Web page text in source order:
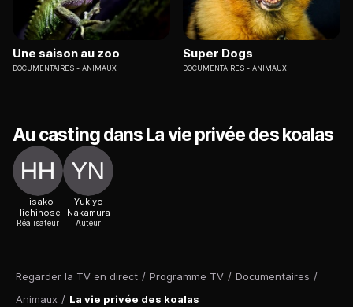
Regarder la TV en direct / Programme TV / Documentaires /
Animaux / La vie privée des koalas
Une saison au zoo
DOCUMENTAIRES ANIMAUX
Super Dogs
DOCUMENTAIRES ANIMAUX
Au casting dans La vie privée des koalas
Hisako
Hichinose
Réalisateur
Yukiyo
Nakamura
Auteur